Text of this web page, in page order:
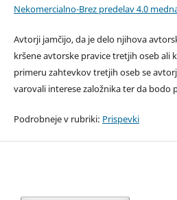
Nekomercialno-Brez predelav 4.0
Avtorji jamčijo, da je delo njihova
kršene avtorske pravice tretjih oseb ali
primeru zahtevkov tretjih oseb se
varovali interese založnika ter da
Podrobneje v rubriki: Prispevki